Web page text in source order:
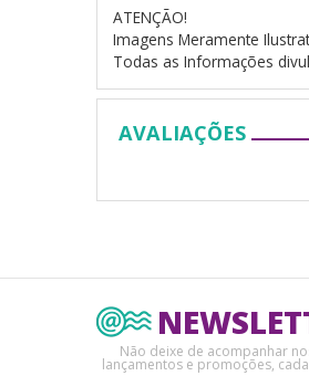
ATENÇÃO!
Imagens Meramente
Todas as Informações
AVALIAÇÕES
Não deixe de acompanhar
lançamentos e promoções,